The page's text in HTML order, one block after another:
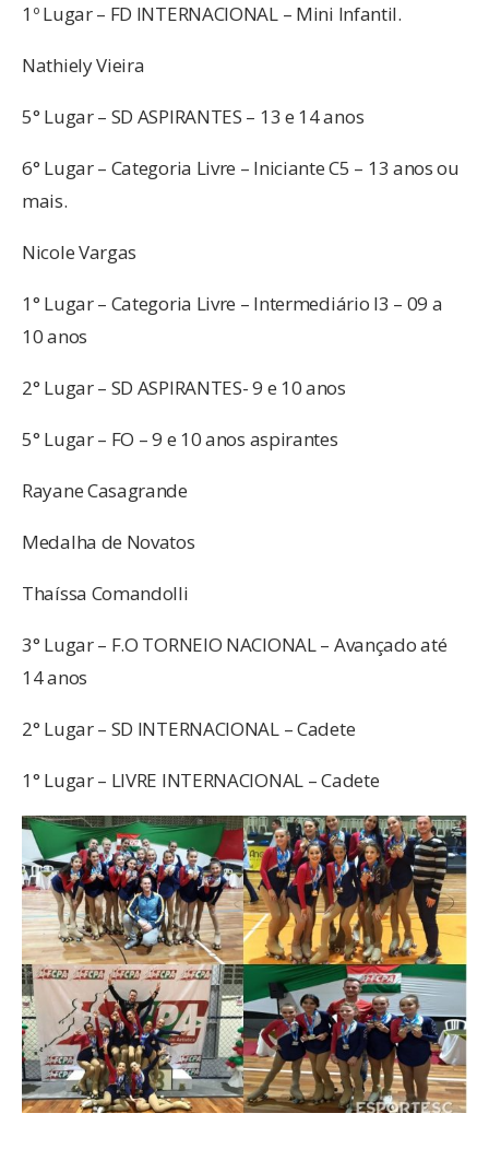
1º Lugar – FD INTERNACIONAL – Mini Infantil.
Nathiely Vieira
5° Lugar – SD ASPIRANTES – 13 e 14 anos
6° Lugar – Categoria Livre – Iniciante C5 – 13 anos ou
mais.
Nicole Vargas
1° Lugar – Categoria Livre – Intermediário I3 – 09 a
10 anos
2° Lugar – SD ASPIRANTES- 9 e 10 anos
5° Lugar – FO – 9 e 10 anos aspirantes
Rayane Casagrande
Medalha de Novatos
Thaíssa Comandolli
3° Lugar – F.O TORNEIO NACIONAL – Avançado até
14 anos
2° Lugar – SD INTERNACIONAL – Cadete
1° Lugar – LIVRE INTERNACIONAL – Cadete